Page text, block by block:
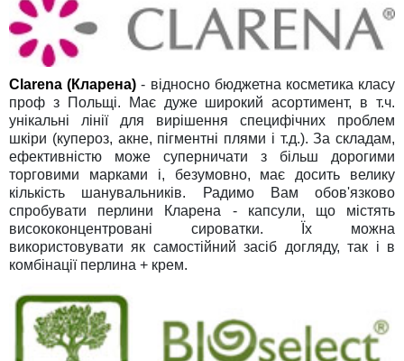
Clarena (Кларена) - відносно бюджетна косметика класу
проф з Польщі. Має дуже широкий асортимент, в т.ч.
унікальні лінії для вирішення специфічних проблем
шкіри (купероз, акне, пігментні плями і т.д.). За складам,
ефективністю може суперничати з більш дорогими
торговими марками і, безумовно, має досить велику
кількість шанувальників. Радимо Вам обов'язково
спробувати перлини Кларена - капсули, що містять
висококонцентровані сироватки. Їх можна
використовувати як самостійний засіб догляду, так і в
комбінації перлина + крем.